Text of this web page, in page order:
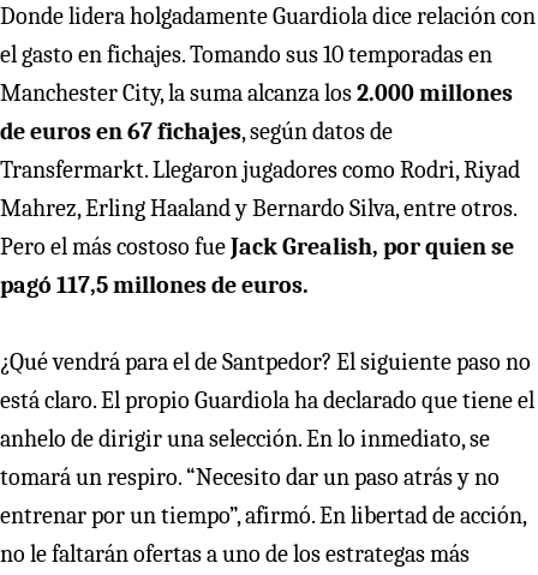
Donde lidera holgadamente Guardiola dice relación con
el gasto en fichajes. Tomando sus 10 temporadas en
Manchester City, la suma alcanza los2.000 millones
de euros en 67 fichajes, según datos de
Transfermarkt. Llegaron jugadores como Rodri, Riyad
Mahrez, Erling Haaland y Bernardo Silva, entre otros.
Pero el más costoso fueJack Grealish, por quien se
pagó 117,5 millones de euros.
¿Qué vendrá para el de Santpedor? El siguiente paso no
está claro. El propio Guardiola ha declarado que tiene el
anhelo de dirigir una selección. En lo inmediato, se
tomará un respiro. “Necesito dar un paso atrás y no
entrenar por un tiempo”, afirmó. En libertad de acción,
no le faltarán ofertas a uno de los estrategas más